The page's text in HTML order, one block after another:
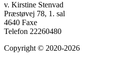
v. Kirstine Stenvad
Præstøvej 78, 1. sal
4640 Faxe
Telefon 22260480
Copyright © 2020-2026